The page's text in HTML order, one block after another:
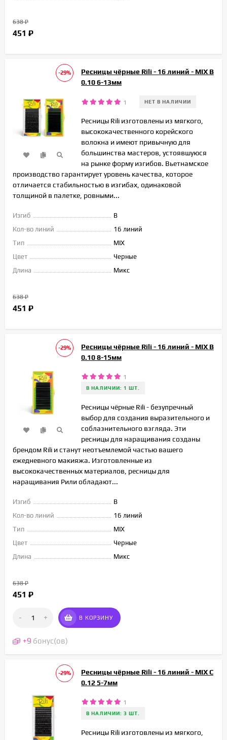
638₽
451 ₽
-29%
Ресницы чёрные Rili - 16 линий - MIX B
0.10 6-13мм
1 НЕТ В НАЛИЧИИ
Ресницы Rili изготовлены из мягкого,
высококачественного корейского
волокна и имеют привычную для
большинства мастеров, устоявшуюся
на рынке форму изгибов. Вьетнамское
производство гарантирует уровень качества, которое
отличается стабильностью в изгибах, одинаковой
толщиной в палетке, ровными...
Изгиб
B
Кол-во линий
16 линий
Тип
MIX
Цвет
Черные
Длина
Микс
638₽
451 ₽
-29%
Ресницы чёрные Rili - 16 линий - MIX B
0.10 8-15мм
1
В НАЛИЧИИ: 1 ШТ.
Ресницы чёрные Rili - безупречный
выбор для создания выразительного и
соблазнительного взгляда. Эти
ресницы для наращивания созданы
брендом Rili и станут неотъемлемой частью вашего
ежедневного макияжа. Изготовленные из
высококачественных материалов, ресницы для
наращивания Рили обладают...
Изгиб
B
Кол-во линий
16 линий
Тип
MIX
Цвет
Черные
Длина
Микс
638₽
451 ₽
- + В КОРЗИНУ
+9 бонус(ов)
-29%
Ресницы чёрные Rili - 16 линий - MIX C
0.12 5-7мм
1
В НАЛИЧИИ: 3 ШТ.
Ресницы Rili изготовлены из мягкого,